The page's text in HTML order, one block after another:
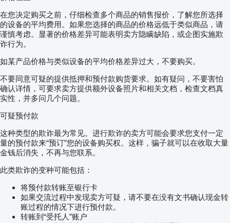
在您决定购买之前，仔细检查多个商品的销售报价，了解您所选择
的设备的平均费用。如果您选择的商品的价格远低于类似商品，请
谨慎考虑。显著的价格差异可能表明卖方隐瞒缺陷，或企图实施欺
诈行为。
如某产品价格与类似设备的平均价格差异过大，不要购买。
不要同意可疑的提供抵押和预付款购货要求。如有疑问，不要害怕
确认详情，可要求卖方提供额外设备照片和相关文档，检查文档真
实性，并多问几个问题。
可疑预付款
这种类型的欺诈最为常见。进行欺诈的卖方可能会要求您支付一定
量的预付款来“预订”您的设备购买权。这样，骗子就可以在收取大量
金钱后消失，不再与您联系。
此类欺诈的变种可能包括：
将预付款转账至银行卡
如果交流过程中发现卖方可疑，请不要在没有文书确认现金转
账过程的情况下进行预付款。
转账到“受托人”账户